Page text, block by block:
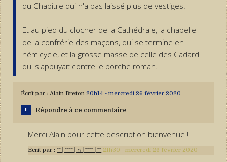
du Chapitre qui n'a pas laissé plus de vestiges.
Et au pied du clocher de la Cathédrale, la chapelle
de la confrérie des maçons, qui se termine en
hémicycle, et la grosse masse de celle des Cadard
qui s'appuyait contre le porche roman.
Écrit par : Alain Breton 20h14 - mercredi 26 février 2020
Répondre à ce commentaire
Merci Alain pour cette description bienvenue !
Écrit par :ˉˉ│ˉˉˉˉ│∩│ˉˉˉˉ│ˉˉ 21h30 -mercredi 26 février 2020